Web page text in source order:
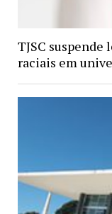
TJSC
raciais em